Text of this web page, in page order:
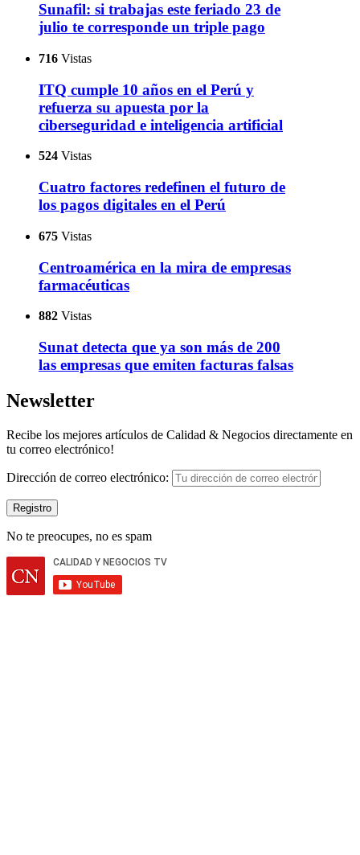
Sunafil: si trabajas este feriado 23 de
julio te corresponde un triple pago
716 Vistas
ITQ cumple 10 años en el Perú y
refuerza su apuesta por la
ciberseguridad e inteligencia artificial
524 Vistas
Cuatro factores redefinen el futuro de
los pagos digitales en el Perú
675 Vistas
Centroamérica en la mira de empresas
farmacéuticas
882 Vistas
Sunat detecta que ya son más de 200
las empresas que emiten facturas falsas
Newsletter
Recibe los mejores artículos de Calidad & Negocios directamente en
tu correo electrónico!
Dirección de correo electrónico:
No te preocupes, no es spam